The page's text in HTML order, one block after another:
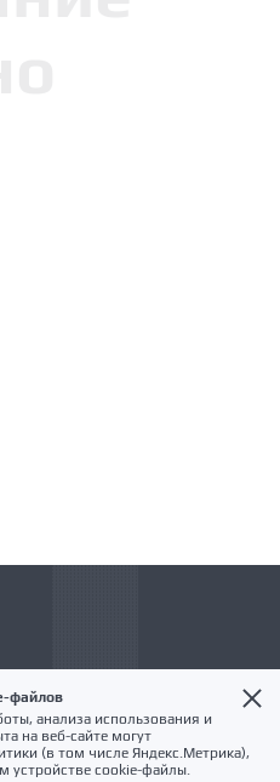
файлов
анализа использования и
на веб-сайте могут
(в том числе Яндекс.Метрика),
устройстве cookie-файлы.